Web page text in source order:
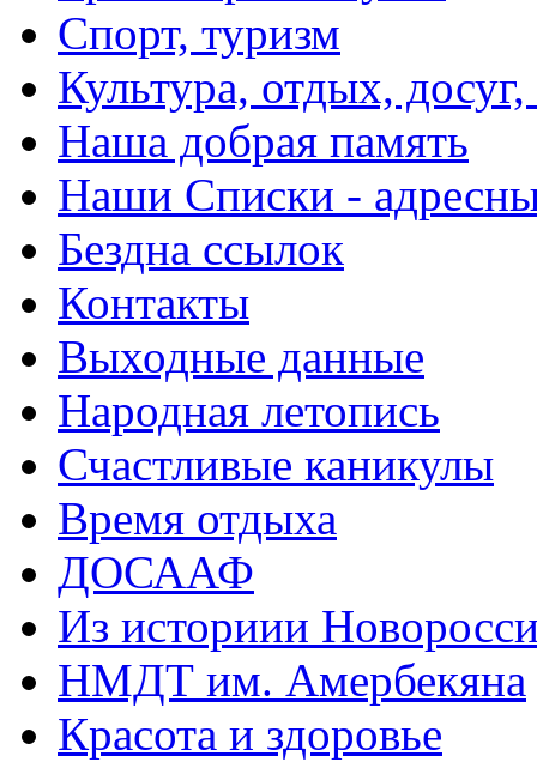
Спорт, туризм
Культура, отдых,
Наша добрая память
Наши Списки -
Бездна ссылок
Контакты
Выходные данные
Народная летопись
Счастливые каникулы
Время отдыха
ДОСААФ
Из историии
НМДТ им. Амербекяна
Красота и здоровье